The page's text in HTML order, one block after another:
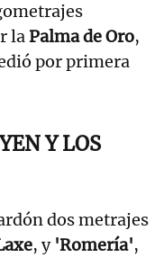
laPalma de Oro,
por primera
Y LOS
dos metrajes
, y 'Romería',